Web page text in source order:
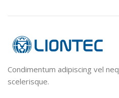
Condimentum adipiscing vel
scelerisque.